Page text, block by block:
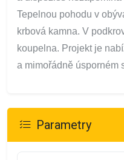
Tepelnou pohodu v
krbová kamna. V
koupelna. Projekt je
a mimořádně úsporném
Parametry